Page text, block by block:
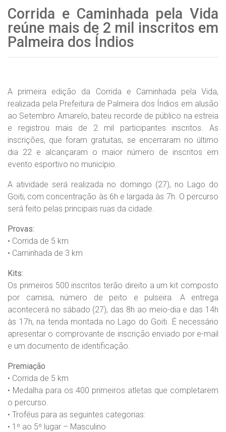
Corrida e Caminhada pela Vida
reúne mais de 2 mil inscritos em
Palmeira dos Índios
A primeira edição da Corrida e Caminhada pela Vida,
realizada pela Prefeitura de Palmeira dos Índios em alusão
ao Setembro Amarelo, bateu recorde de público na estreia
e registrou mais de 2 mil participantes inscritos. As
inscrições, que foram gratuitas, se encerraram no último
dia 22 e alcançaram o maior número de inscritos em
evento esportivo no município.
A atividade será realizada no domingo (27), no Lago do
Goiti, com concentração às 6h e largada às 7h. O percurso
será feito pelas principais ruas da cidade.
Provas:
• Corrida de 5 km
• Caminhada de 3 km
Kits:
Os primeiros 500 inscritos terão direito a um kit composto
por camisa, número de peito e pulseira. A entrega
acontecerá no sábado (27), das 8h ao meio-dia e das 14h
às 17h, na tenda montada no Lago do Goiti. É necessário
apresentar o comprovante de inscrição enviado por e-mail
e um documento de identificação.
Premiação
• Corrida de 5 km
• Medalha para os 400 primeiros atletas que completarem
o percurso.
• Troféus para as seguintes categorias:
• 1º ao 5º lugar – Masculino